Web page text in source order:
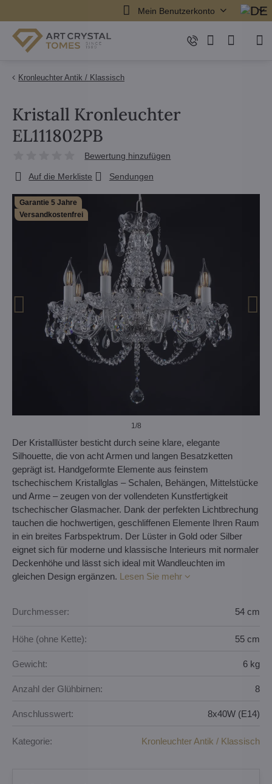
Mein Benutzerkonto
Kronleuchter Antik / Klassisch
Garantie 5 Jahre
Versandkostenfrei
1/8
Kristall Kronleuchter
EL111802PB
Bewertung hinzufügen
Auf die Merkliste Sendungen
Der Kristalllüster besticht durch seine klare, elegante
Silhouette, die von acht Armen und langen Besatzketten
geprägt ist. Handgeformte Elemente aus feinstem
tschechischem Kristallglas – Schalen, Behängen, Mittelstücke
und Arme – zeugen von der vollendeten Kunstfertigkeit
tschechischer Glasmacher. Dank der perfekten Lichtbrechung
tauchen die hochwertigen, geschliffenen Elemente Ihren Raum
in ein breites Farbspektrum. Der Lüster in Gold oder Silber
eignet sich für moderne und klassische Interieurs mit normaler
Deckenhöhe und lässt sich ideal mit Wandleuchten im
gleichen Design ergänzen. Lesen Sie mehr
Durchmesser: 54 cm
Höhe (ohne Kette): 55 cm
Gewicht: 6 kg
Anzahl der Glühbirnen: 8
Anschlusswert: 8x40W (E14)
Kategorie: Kronleuchter Antik / Klassisch